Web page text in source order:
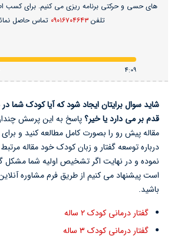
های حسی و حرکتی برنامه ریزی می کنیم. برای کسب
تلفن۰۹۰۱۶۷۰۴۶۴۳ تماس حاصل
4:09
شاید سوال برایتان ایجاد شود که آیا کودک
قدم بر می دارد یا خیر؟پاسخ به این پرسش
مقاله پیش رو را بصورت کامل مطالعه کنید و
درباره توسعه گفتار و زبان کودک خود مقاله
نموده و در نهایت اگر تشخیص اولیه شما مشکل
است پیشنهاد می کنیم از طریق فرم مشاوره
باشید.
گفتار درمانی کودک ۲ ساله
گفتار درمانی کودک ۳ ساله